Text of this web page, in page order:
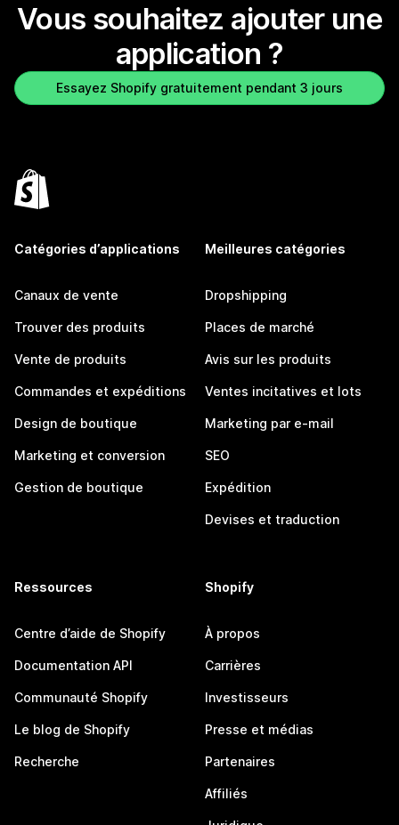
Vous souhaitez ajouter une
application ?
Essayez Shopify gratuitement pendant 3 jours
Catégories d’applications
Canaux de vente
Trouver des produits
Vente de produits
Commandes et expéditions
Design de boutique
Marketing et conversion
Gestion de boutique
Meilleures catégories
Dropshipping
Places de marché
Avis sur les produits
Ventes incitatives et lots
Marketing par e-mail
SEO
Expédition
Devises et traduction
Ressources
Centre d’aide de Shopify
Documentation API
Communauté Shopify
Le blog de Shopify
Recherche
Shopify
À propos
Carrières
Investisseurs
Presse et médias
Partenaires
Affiliés